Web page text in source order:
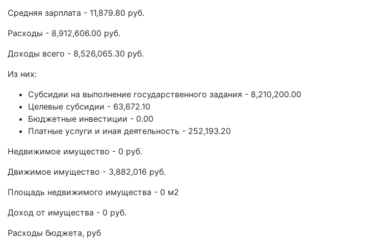
Средняя зарплата - 11,879.80 руб.
Расходы - 8,912,606.00 руб.
Доходы всего - 8,526,065.30 руб.
Из них:
Субсидии на выполнение государственного задания - 8,210,200.00
Целевые субсидии - 63,672.10
Бюджетные инвестиции - 0.00
Платные услуги и иная деятельность - 252,193.20
Недвижимое имущество - 0 руб.
Движимое имущество - 3,882,016 руб.
Площадь недвижимого имущества - 0 м2
Доход от имущества - 0 руб.
Расходы бюджета, руб